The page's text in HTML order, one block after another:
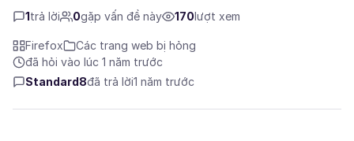
1trả lời 0gặp vấn đề này 170lượt xem
Firefox
Các trang web bị hỏng
đã hỏi vào lúc 1 năm trước
Standard8đã trả lời1 năm trước